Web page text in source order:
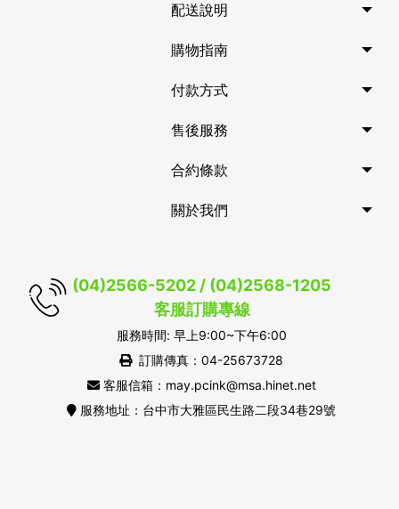
配送說明
購物指南
付款方式
售後服務
合約條款
關於我們
(04)2566-5202 / (04)2568-1205
客服訂購專線
服務時間: 早上9:00~下午6:00
訂購傳真：04-25673728
客服信箱：may.pcink@msa.hinet.net
服務地址：台中市大雅區民生路二段34巷29號